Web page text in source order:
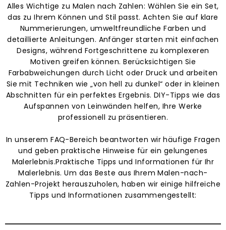
Alles Wichtige zu Malen nach Zahlen: Wählen Sie ein Set,
das zu Ihrem Können und Stil passt. Achten Sie auf klare
Nummerierungen, umweltfreundliche Farben und
detaillierte Anleitungen. Anfänger starten mit einfachen
Designs, während Fortgeschrittene zu komplexeren
Motiven greifen können. Berücksichtigen Sie
Farbabweichungen durch Licht oder Druck und arbeiten
Sie mit Techniken wie „von hell zu dunkel“ oder in kleinen
Abschnitten für ein perfektes Ergebnis. DIY-Tipps wie das
Aufspannen von Leinwänden helfen, Ihre Werke
professionell zu präsentieren.
In unserem FAQ-Bereich beantworten wir häufige Fragen
und geben praktische Hinweise für ein gelungenes
Malerlebnis.Praktische Tipps und Informationen für Ihr
Malerlebnis. Um das Beste aus Ihrem Malen-nach-
Zahlen-Projekt herauszuholen, haben wir einige hilfreiche
Tipps und Informationen zusammengestellt: